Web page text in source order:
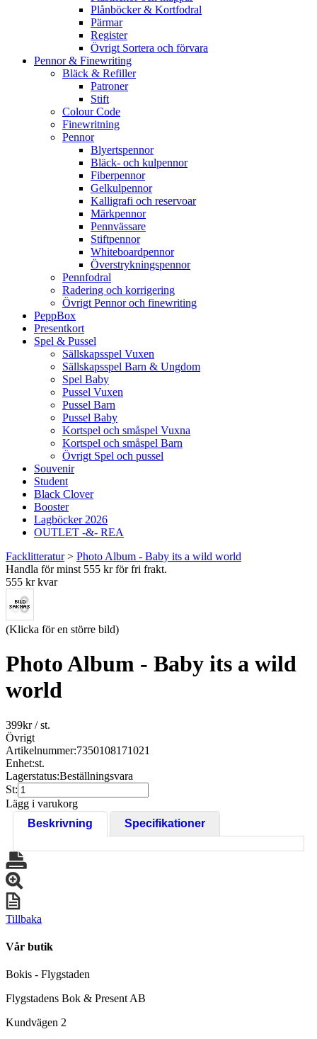
Plånböcker & Kortfodral
Pärmar
Register
Övrigt Sortera och förvara
Pennor & Finewriting
Bläck & Refiller
Patroner
Stift
Colour Code
Finewritning
Pennor
Blyertspennor
Bläck- och kulpennor
Fiberpennor
Gelkulpennor
Kalligrafi och reservoar
Märkpennor
Pennvässare
Stiftpennor
Whiteboardpennor
Överstrykningspennor
Pennfodral
Radering och korrigering
Övrigt Pennor och finewriting
PeppBox
Presentkort
Spel & Pussel
Sällskapsspel Vuxen
Sällskapsspel Barn & Ungdom
Spel Baby
Pussel Vuxen
Pussel Barn
Pussel Baby
Kortspel och småspel Vuxna
Kortspel och småspel Barn
Övrigt Spel och pussel
Souvenir
Student
Black Clover
Booster
Lagböcker 2026
OUTLET -&- REA
Facklitteratur> Photo Album - Baby its a wild world
Handla för minst 555 kr för fri frakt.
555 kr kvar
(Klicka för en större bild)
Photo Album - Baby its a wild
world
399kr/ st.
Övrigt
Artikelnummer:7350108171021
Enhet:st.
Lagerstatus:Beställningsvara
St:
Lägg i varukorg
Beskrivning
Specifikationer
Tillbaka
Vår butik
Bokis - Flygstaden
Flygstadens Bok & Present AB
Kundvägen 2